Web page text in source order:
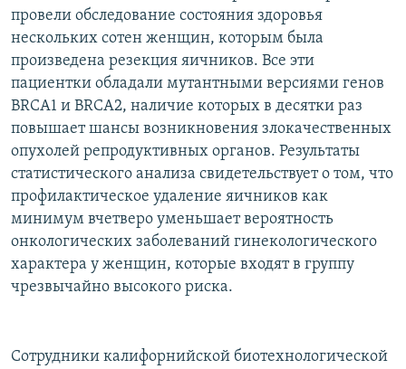
провели обследование состояния здоровья
нескольких сотен женщин, которым была
произведена резекция яичников. Все эти
пациентки обладали мутантными версиями генов
BRCA1 и BRCA2, наличие которых в десятки раз
повышает шансы возникновения злокачественных
опухолей репродуктивных органов. Результаты
статистического анализа свидетельствует о том, что
профилактическое удаление яичников как
минимум вчетверо уменьшает вероятность
онкологических заболеваний гинекологического
характера у женщин, которые входят в группу
чрезвычайно высокого риска.
Сотрудники калифорнийской биотехнологической